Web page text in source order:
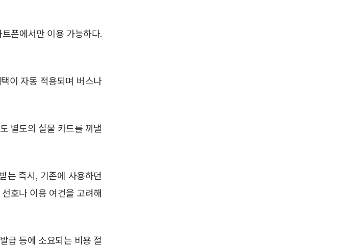
폰에서만 이용 가능하다.
이 자동 적용되며 버스나
별도의 실물 카드를 꺼낼
는 즉시, 기존에 사용하던
호나 이용 여건을 고려해
급 등에 소요되는 비용 절